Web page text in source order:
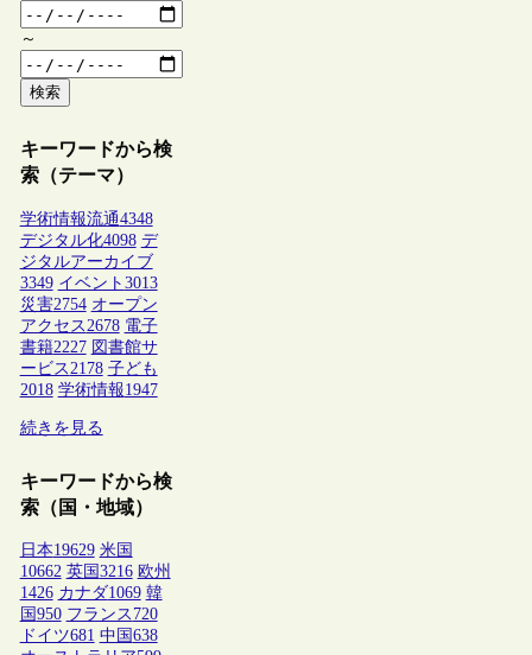
～
検索
キーワードから検
索（テーマ）
学術情報流通4348
デジタル化4098 デ
ジタルアーカイブ
3349 イベント 3013
災害2754 オープン
アクセス 2678 電子
書籍2227 図書館サ
ービス 2178 子ども
2018 学術情報1947
続きを見る
キーワードから検
索（国・地域）
日本19629 米国
10662 英国 3216 欧州
1426 カナダ1069 韓
国 950 フランス 720
ドイツ681 中国 638